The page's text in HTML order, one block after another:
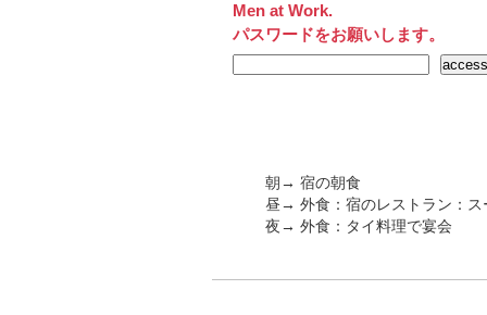
Men at Work.
パスワードをお願いします。
朝→ 宿の朝食
昼→ 外食：宿のレストラン：ス
夜→ 外食：タイ料理で宴会